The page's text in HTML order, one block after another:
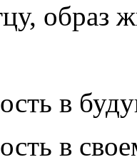
образ
в
в